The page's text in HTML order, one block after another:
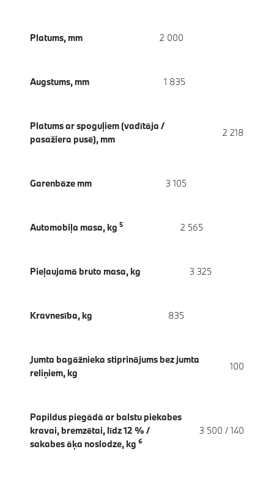
Platums, mm 2 000
Augstums, mm 1 835
Platums ar spoguļiem (vadītāja /
pasažiera pusē), mm
2 218
Garenbāze mm 3 105
Automobiļa masa, kg 5 2 565
Pieļaujamā bruto masa, kg 3 325
Kravnesība, kg 835
Jumta bagāžnieka stiprinājums bez jumta
reliņiem, kg
100
Papildus piegādā ar balstu piekabes
kravai, bremzētai, līdz 12 % /
sakabes āķa noslodze, kg 6
3 500 / 140